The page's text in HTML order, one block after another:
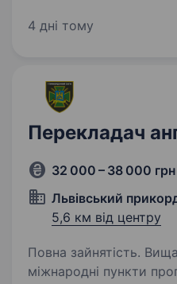
іноземними мовами: —
4 дні тому
Перекладач
32 000 – 38 000 грн
Львівський
5,6 км від центру
Повна зайнятість. Вища освіта.
міжнародні пункти